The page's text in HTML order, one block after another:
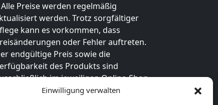
Einwilligung verwalten
Preise werden regelmäßig
werden. Trotz sorgfältiger
kann es vorkommen, dass
oder Fehler auftreten.
endgültige Preis sowie die
des Produkts sind
im jeweiligen Online-Shop
des Anbieters verbindlich. Bitte